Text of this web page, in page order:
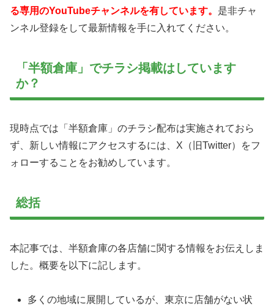
る専用のYouTubeチャンネルを有しています。 是非チャ
ンネル登録をして最新情報を手に入れてください。
「半額倉庫」でチラシ掲載はしています
か？
現時点では「半額倉庫」のチラシ配布は実施されておら
ず、新しい情報にアクセスするには、X（旧Twitter）をフ
ォローすることをお勧めしています。
総括
本記事では、半額倉庫の各店舗に関する情報をお伝えしま
した。概要を以下に記します。
多くの地域に展開しているが、東京に店舗がない状